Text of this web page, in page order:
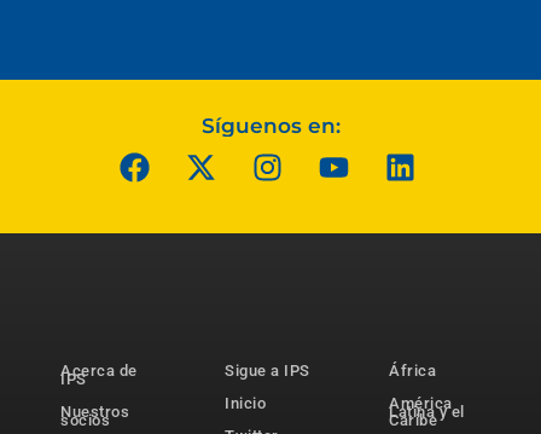
Síguenos en:
Acerca de
IPS
Nuestros
socios
Sigue a IPS
Inicio
África
América
Latina y el
Caribe